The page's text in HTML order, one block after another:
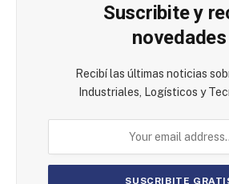
Suscribite y
novedades
Recibí las últimas noticias
Industriales, Logísticos y